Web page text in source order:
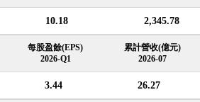
10.18 2,345.78
每股盈餘(EPS)
2026-Q1
累計營收(億元)
2026-07
3.44 26.27